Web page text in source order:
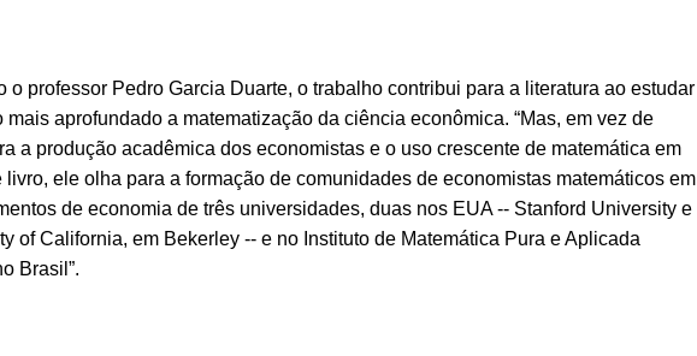
o professor Pedro Garcia Duarte, o trabalho contribui para a literatura ao estudar
mais aprofundado a matematização da ciência econômica. “Mas, em vez de
a produção acadêmica dos economistas e o uso crescente de matemática em
livro, ele olha para a formação de comunidades de economistas matemáticos em
de economia de três universidades, duas nos EUA -- Stanford University e
of California, em Bekerley -- e no Instituto de Matemática Pura e Aplicada
Brasil”.